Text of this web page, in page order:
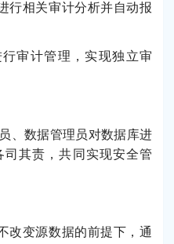
行相关审计分析并自动报
审计管理，实现独立审
、数据管理员对数据库进
其责，共同实现安全管
改变源数据的前提下，通